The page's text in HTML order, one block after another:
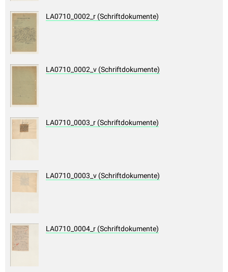
LA0710_0002_r (Schriftdokumente)
LA0710_0002_v (Schriftdokumente)
LA0710_0003_r (Schriftdokumente)
LA0710_0003_v (Schriftdokumente)
LA0710_0004_r (Schriftdokumente)